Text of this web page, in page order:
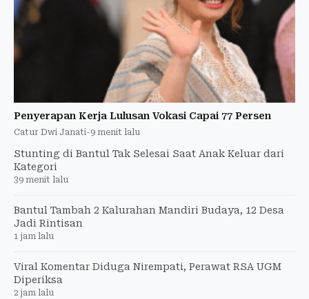
Penyerapan Kerja Lulusan Vokasi Capai 77 Persen
Catur Dwi Janati-9 menit lalu
Stunting di Bantul Tak Selesai Saat Anak Keluar dari
Kategori
39 menit lalu
Bantul Tambah 2 Kalurahan Mandiri Budaya, 12 Desa
Jadi Rintisan
1 jam lalu
Viral Komentar Diduga Nirempati, Perawat RSA UGM
Diperiksa
2 jam lalu